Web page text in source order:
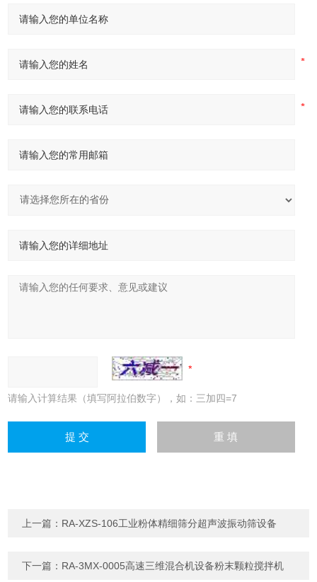
请输入计算结果（填写阿拉伯数字），如：三加四=7
上一篇： RA-XZS-106工业粉体精细筛分超声波振动筛设备
下一篇： RA-3MX-0005高速三维混合机设备粉末颗粒搅拌机